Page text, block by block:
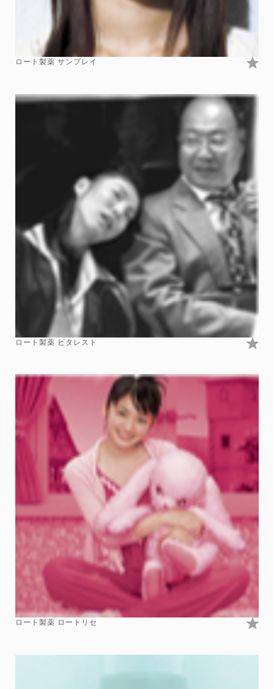
ロート製薬 サンプレイ
ロート製薬 ビタレスト
ロート製薬 ロートリセ